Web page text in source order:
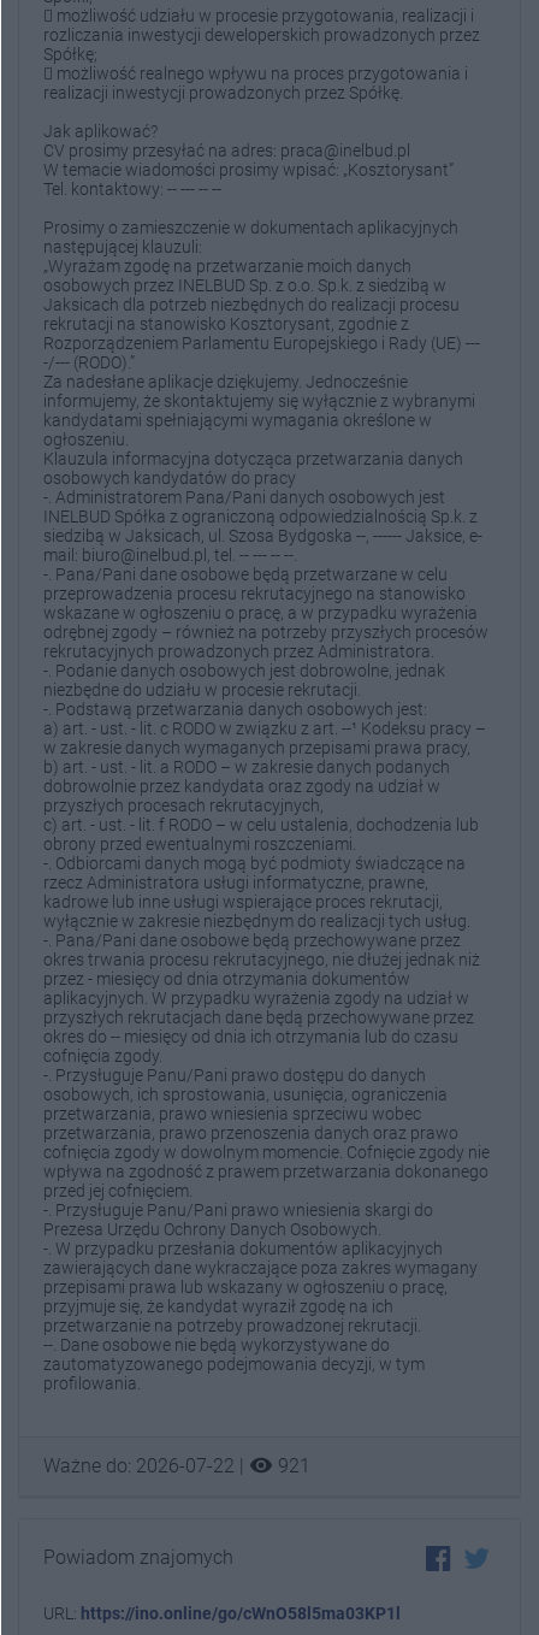
 możliwość udziału w procesie przygotowania, realizacji i
rozliczania inwestycji deweloperskich prowadzonych przez
Spółkę;
 możliwość realnego wpływu na proces przygotowania i
realizacji inwestycji prowadzonych przez Spółkę.
Jak aplikować?
CV prosimy przesyłać na adres: praca@inelbud.pl
W temacie wiadomości prosimy wpisać: „Kosztorysant”
Tel. kontaktowy: -- --- -- --
Prosimy o zamieszczenie w dokumentach aplikacyjnych
następującej klauzuli:
„Wyrażam zgodę na przetwarzanie moich danych
osobowych przez INELBUD Sp. z o.o. Sp.k. z siedzibą w
Jaksicach dla potrzeb niezbędnych do realizacji procesu
rekrutacji na stanowisko Kosztorysant, zgodnie z
Rozporządzeniem Parlamentu Europejskiego i Rady (UE) ---
-/--- (RODO).”
Za nadesłane aplikacje dziękujemy. Jednocześnie
informujemy, że skontaktujemy się wyłącznie z wybranymi
kandydatami spełniającymi wymagania określone w
ogłoszeniu.
Klauzula informacyjna dotycząca przetwarzania danych
osobowych kandydatów do pracy
-. Administratorem Pana/Pani danych osobowych jest
INELBUD Spółka z ograniczoną odpowiedzialnością Sp.k. z
siedzibą w Jaksicach, ul. Szosa Bydgoska --, ------ Jaksice, e-
mail: biuro@inelbud.pl, tel. -- --- -- --.
-. Pana/Pani dane osobowe będą przetwarzane w celu
przeprowadzenia procesu rekrutacyjnego na stanowisko
wskazane w ogłoszeniu o pracę, a w przypadku wyrażenia
odrębnej zgody – również na potrzeby przyszłych procesów
rekrutacyjnych prowadzonych przez Administratora.
-. Podanie danych osobowych jest dobrowolne, jednak
niezbędne do udziału w procesie rekrutacji.
-. Podstawą przetwarzania danych osobowych jest:
a) art. - ust. - lit. c RODO w związku z art. --¹ Kodeksu pracy –
w zakresie danych wymaganych przepisami prawa pracy,
b) art. - ust. - lit. a RODO – w zakresie danych podanych
dobrowolnie przez kandydata oraz zgody na udział w
przyszłych procesach rekrutacyjnych,
c) art. - ust. - lit. f RODO – w celu ustalenia, dochodzenia lub
obrony przed ewentualnymi roszczeniami.
-. Odbiorcami danych mogą być podmioty świadczące na
rzecz Administratora usługi informatyczne, prawne,
kadrowe lub inne usługi wspierające proces rekrutacji,
wyłącznie w zakresie niezbędnym do realizacji tych usług.
-. Pana/Pani dane osobowe będą przechowywane przez
okres trwania procesu rekrutacyjnego, nie dłużej jednak niż
przez - miesięcy od dnia otrzymania dokumentów
aplikacyjnych. W przypadku wyrażenia zgody na udział w
przyszłych rekrutacjach dane będą przechowywane przez
okres do -- miesięcy od dnia ich otrzymania lub do czasu
cofnięcia zgody.
-. Przysługuje Panu/Pani prawo dostępu do danych
osobowych, ich sprostowania, usunięcia, ograniczenia
przetwarzania, prawo wniesienia sprzeciwu wobec
przetwarzania, prawo przenoszenia danych oraz prawo
cofnięcia zgody w dowolnym momencie. Cofnięcie zgody nie
wpływa na zgodność z prawem przetwarzania dokonanego
przed jej cofnięciem.
-. Przysługuje Panu/Pani prawo wniesienia skargi do
Prezesa Urzędu Ochrony Danych Osobowych.
-. W przypadku przesłania dokumentów aplikacyjnych
zawierających dane wykraczające poza zakres wymagany
przepisami prawa lub wskazany w ogłoszeniu o pracę,
przyjmuje się, że kandydat wyraził zgodę na ich
przetwarzanie na potrzeby prowadzonej rekrutacji.
--. Dane osobowe nie będą wykorzystywane do
zautomatyzowanego podejmowania decyzji, w tym
profilowania.
Ważne do: 2026-07-22 | visibility 921
Powiadom znajomych
URL: https://ino.online/go/cWnO58l5ma03KP1l